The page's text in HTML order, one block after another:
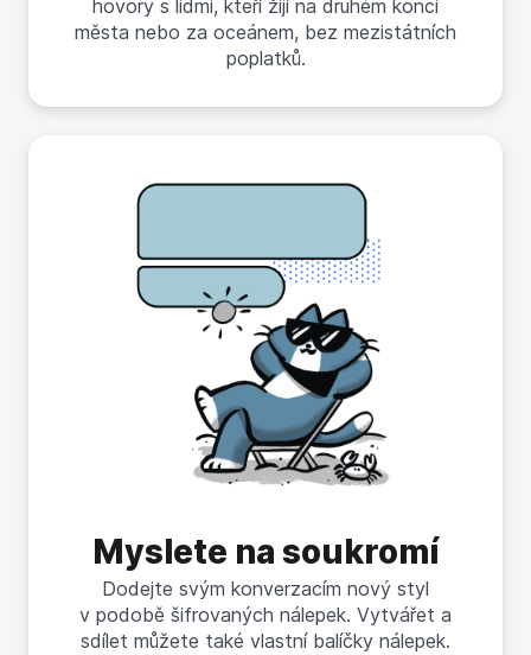
hovory s lidmi, kteří žijí na druhém konci
města nebo za oceánem, bez mezistátních
poplatků.
Myslete na soukromí
Dodejte svým konverzacím nový styl
v podobě šifrovaných nálepek. Vytvářet a
sdílet můžete také vlastní balíčky nálepek.